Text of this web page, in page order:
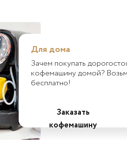
Для дома
Зачем покупать
кофемашину домой?
бесплатно!
Заказать
кофемашину